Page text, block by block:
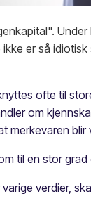
er så
ofte til
om
merkevaren
til en stor
verdier,